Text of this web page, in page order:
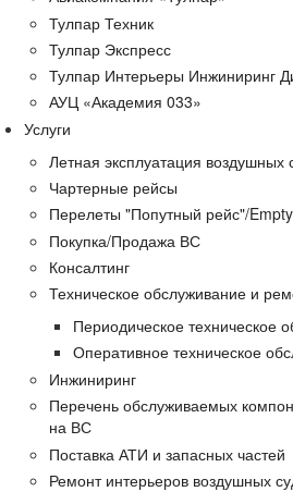
Тулпар Техник
Тулпар Экспресс
Тулпар Интерьеры Инжиниринг
АУЦ «Академия 033»
Услуги
Летная эксплуатация воздушных
Чартерные рейсы
Перелеты "Попутный рейс"/
Покупка/Продажа ВС
Консалтинг
Техническое обслуживание и
Периодическое техническое
Оперативное техническое
Инжиниринг
Перечень обслуживаемых
на ВС
Поставка АТИ и запасных частей
Ремонт интерьеров воздушных